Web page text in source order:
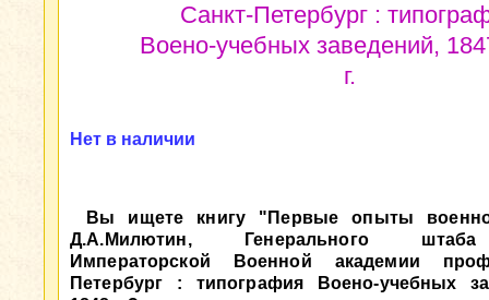
Санкт-Петербург :
Воено-учебных заведений,
г.
Нет в наличии
Вы ищете книгу "Первые опыты
Д.А.Милютин, Генерального
Императорской Военной академии
Петербург : типография Воено-учебных